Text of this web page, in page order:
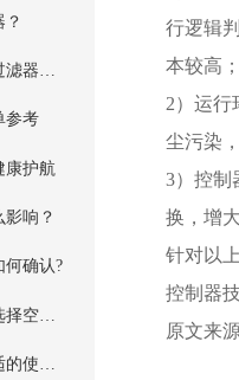
参考
康护航
响？
确认?
针对不同场所应该如何选择空气过滤器
使用过滤器，要掌握合适的使用周期
行逻辑
本较高；
2）运行
尘污染
3）控制
换，增
针对以
控制器
原文来